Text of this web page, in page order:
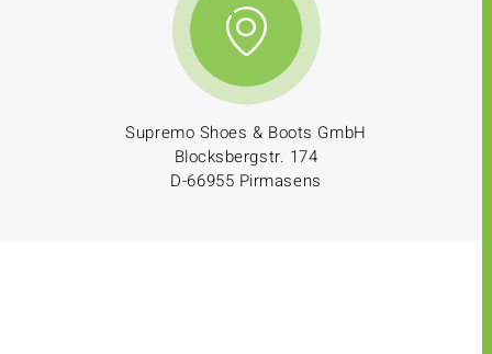
Supremo Shoes & Boots GmbH
Blocksbergstr. 174
D-66955 Pirmasens